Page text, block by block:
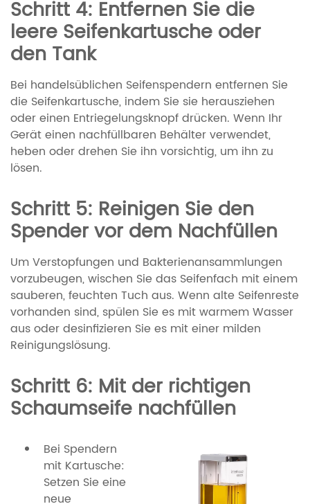
Schritt 4: Entfernen Sie die
leere Seifenkartusche oder
den Tank
Bei handelsüblichen Seifenspendern entfernen Sie
die Seifenkartusche, indem Sie sie herausziehen
oder einen Entriegelungsknopf drücken. Wenn Ihr
Gerät einen nachfüllbaren Behälter verwendet,
heben oder drehen Sie ihn vorsichtig, um ihn zu
lösen.
Schritt 5: Reinigen Sie den
Spender vor dem Nachfüllen
Um Verstopfungen und Bakterienansammlungen
vorzubeugen, wischen Sie das Seifenfach mit einem
sauberen, feuchten Tuch aus. Wenn alte Seifenreste
vorhanden sind, spülen Sie es mit warmem Wasser
aus oder desinfizieren Sie es mit einer milden
Reinigungslösung.
Schritt 6: Mit der richtigen
Schaumseife nachfüllen
Bei Spendern
mit Kartusche:
Setzen Sie eine
neue